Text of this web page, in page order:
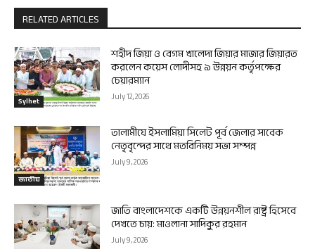
RELATED ARTICLES
Sylhet
শহীদ জিয়া ও বেগম খালেদা জিয়ার মাজার জিয়ারত
করলেন কয়েস লোদীসহ ৯ উন্নয়ন কর্তৃপক্ষের
চেয়ারম্যান
July 12, 2026
জাতীয়
তালামীযে ইসলামিয়া সিলেট পূর্ব জেলার সাবেক
নেতৃবৃন্দের সাথে মতবিনিময় সভা সম্পন্ন
July 9, 2026
জাতি বাংলাদেশকে একটি উন্নয়নশীল রাষ্ট্র হিসেবে
দেখতে চায়: মাওলানা সাদিকুর রহমান
July 9, 2026